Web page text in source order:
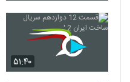
۵۱:۴۰